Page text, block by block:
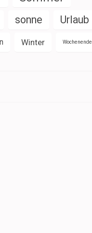
sonne Urlaub
Winter Wochenende